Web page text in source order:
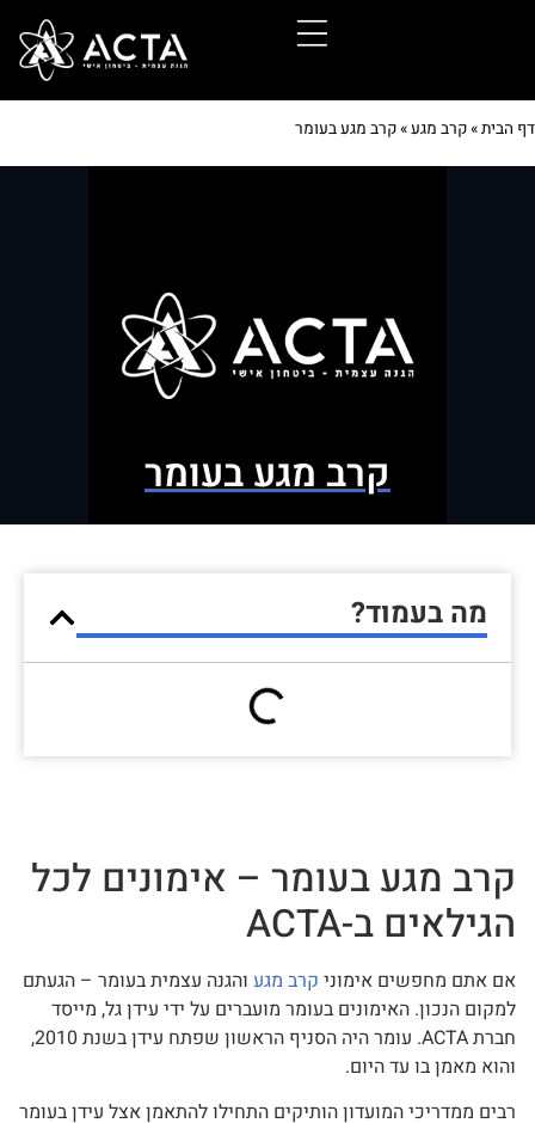
דף הבית»קרב מגע»קרב מגע בעומר
קרב מגע בעומר
מה בעמוד?
קרב מגע בעומר – אימונים לכל
הגילאים ב-ACTA
אם אתם מחפשים אימוני קרב מגע והגנה עצמית בעומר – הגעתם
למקום הנכון. האימונים בעומר מועברים על ידי עידן גל, מייסד
חברת ACTA. עומר היה הסניף הראשון שפתח עידן בשנת 2010,
והוא מאמן בו עד היום.
רבים ממדריכי המועדון הותיקים התחילו להתאמן אצל עידן בעומר